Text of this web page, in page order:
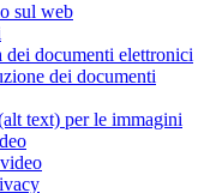
sul web
documenti elettronici
dei documenti
text) per le immagini